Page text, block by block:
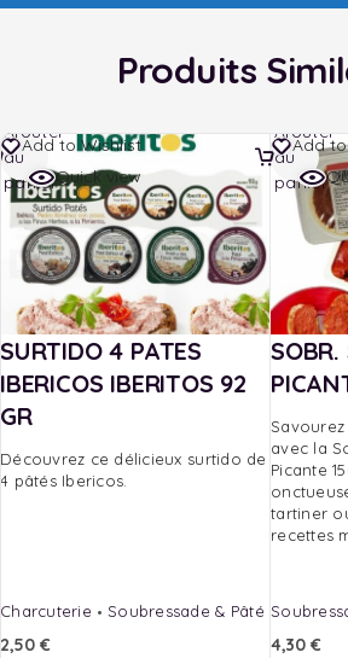
Produits
Add to Wishlist
Quick view
SURTIDO 4 PATES
IBERICOS IBERITOS 92
GR
Découvrez ce délicieux surtido de
4 pâtés Ibericos.
Charcuterie Soubressade & Pâté
2,50 €
Ajouter
au
panier
Add
SOBR.
avec la
Picante
tartiner
recettes
4,30 €
Ajouter
au
panier